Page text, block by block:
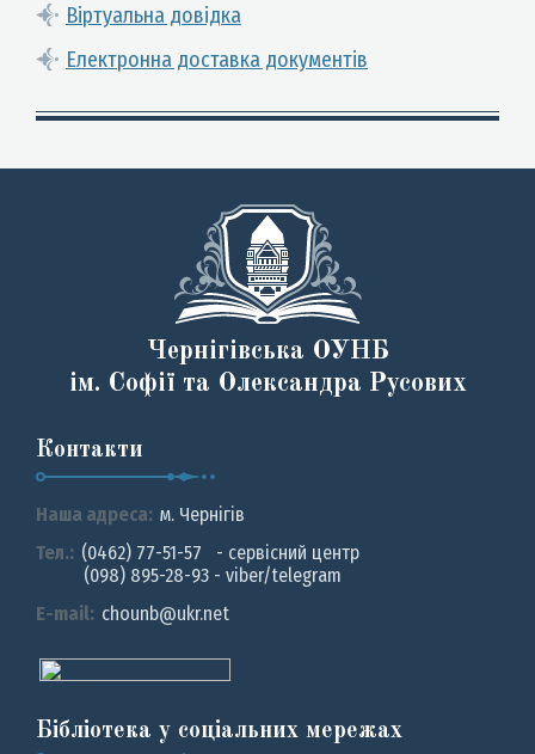
Віртуальна довідка
Електронна доставка документів
Чернігівська ОУНБ
ім. Софії та Олександра Русових
Контакти
Наша адреса: м. Чернiгiв
Тел.: (0462) 77-51-57 - сервісний центр
(098) 895-28-93 - viber/telegram
E-mail: chounb@ukr.net
Бібліотека у соціальних мережах